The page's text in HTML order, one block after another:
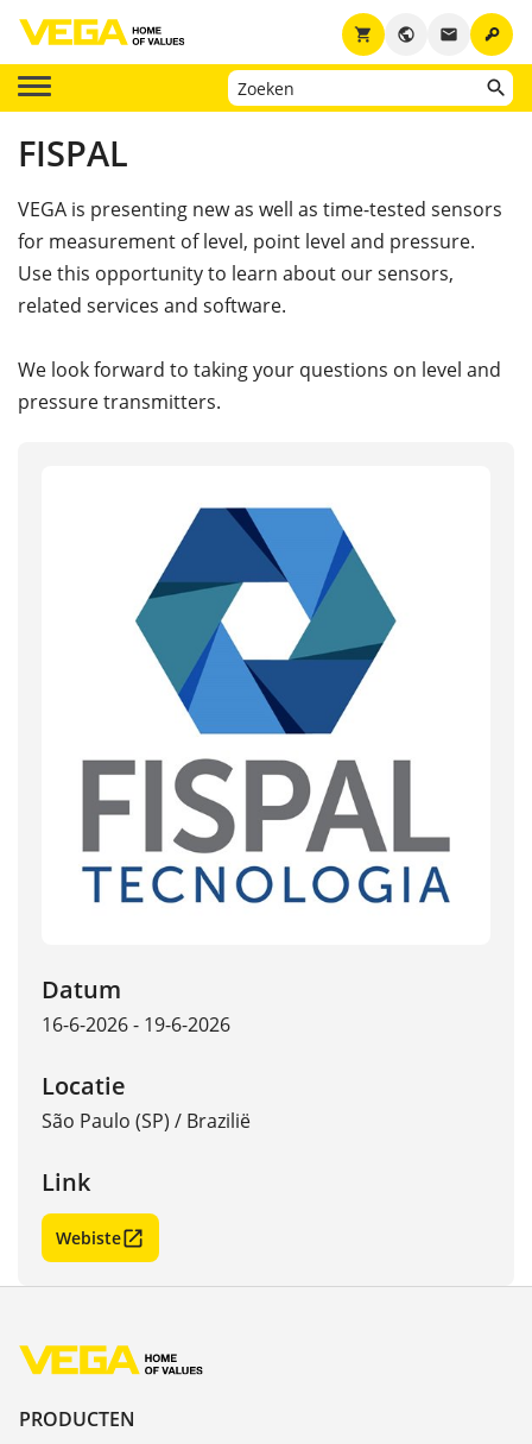
key
email
public
shopping_cart
FISPAL
VEGA is presenting new as well as time-tested sensors
for measurement of level, point level and pressure.
Use this opportunity to learn about our sensors,
related services and software.
We look forward to taking your questions on level and
pressure transmitters.
Datum
16-6-2026 - 19-6-2026
Locatie
São Paulo (SP) / Brazilië
Link
Webiste
PRODUCTEN